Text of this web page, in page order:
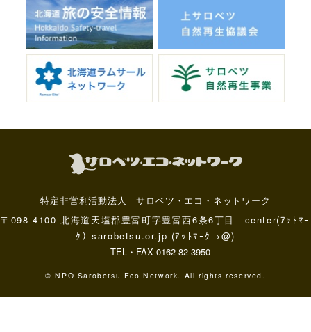
特定非営利活動法人 サロベツ・エコ・ネットワーク
〒098-4100 北海道天塩郡豊富町字豊富西6条6丁目 center(ｱｯﾄﾏｰ
ｸ）sarobetsu.or.jp (ｱｯﾄﾏｰｸ→@)
TEL・FAX 0162-82-3950
© NPO Sarobetsu Eco Network. All rights reserved.